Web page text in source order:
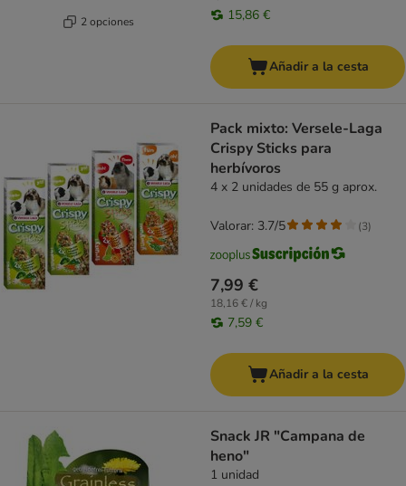
2 opciones 15,86 €
Añadir a la cesta
Pack mixto: Versele-Laga
Crispy Sticks para
herbívoros
4 x 2 unidades de 55 g aprox.
7,99 €
18,16 € / kg
7,59 €
Valorar: 3.7/5 (3)
Añadir a la cesta
Snack JR "Campana de
heno"
1 unidad